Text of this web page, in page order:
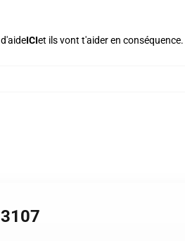
ICIet ils vont t'aider en conséquence.